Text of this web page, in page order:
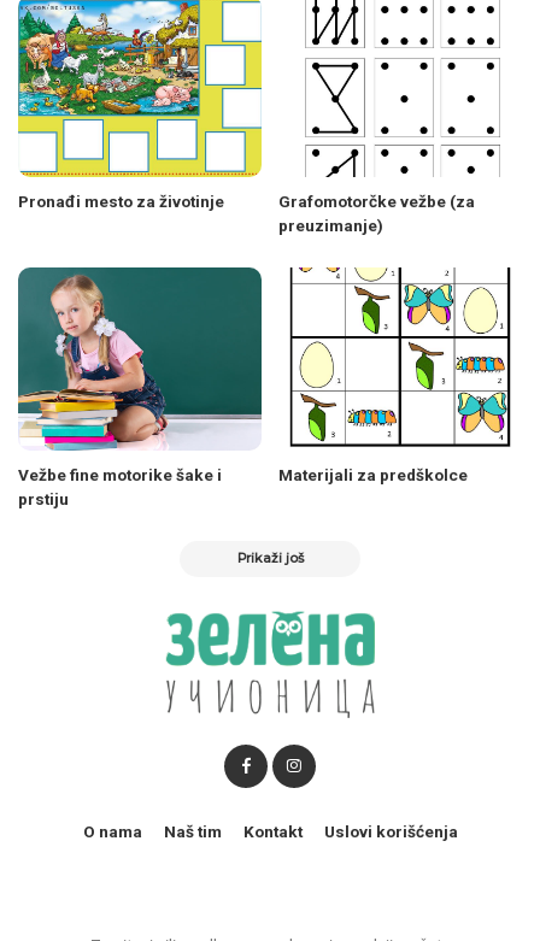
Pronađi mesto za životinje
Grafomotorčke vežbe (za
preuzimanje)
Vežbe fine motorike šake i
prstiju
Materijali za predškolce
Prikaži još
O nama Naš tim Kontakt Uslovi korišćenja